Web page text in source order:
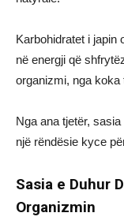
Karbohidratet i
në energji që
organizmi, nga koka
Nga ana tjetër,
një rëndësie kyce
Sasia e Duhur
Organizmin